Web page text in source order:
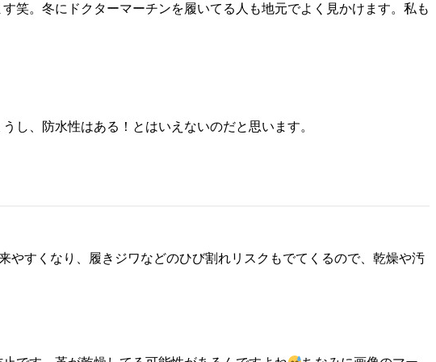
笑。冬にドクターマーチンを履いてる人も地元でよく見かけます。私も
し、防水性はある！とはいえないのだと思います。
すくなり、履きジワなどのひび割れリスクもでてくるので、乾燥や汚